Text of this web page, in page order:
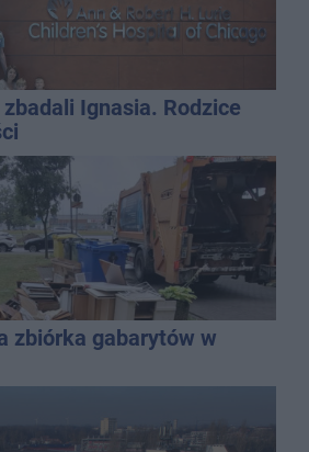
Ignasia. Rodzice
zbiórka gabarytów w